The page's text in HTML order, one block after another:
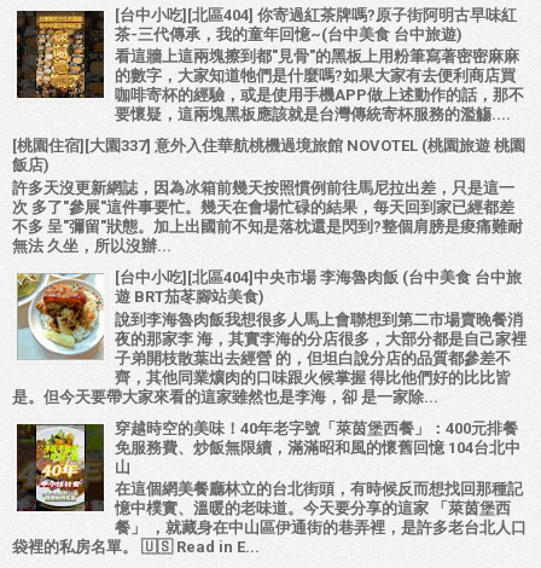
[台中小吃][北區404] 你寄過紅茶牌嗎?原子街阿明古早味紅
茶-三代傳承，我的童年回憶~(台中美食 台中旅遊)
看這牆上這兩塊擦到都"見骨"的黑板上用粉筆寫著密密麻麻
的數字，大家知道牠們是什麼嗎?如果大家有去便利商店買
咖啡寄杯的經驗，或是使用手機APP做上述動作的話，那不
要懷疑，這兩塊黑板應該就是台灣傳統寄杯服務的濫觴....
[桃園住宿][大園337] 意外入住華航桃機過境旅館 NOVOTEL (桃園旅遊 桃園
飯店)
許多天沒更新網誌，因為冰箱前幾天按照慣例前往馬尼拉出差，只是這一
次 多了"參展"這件事要忙。幾天在會場忙碌的結果，每天回到家已經都差
不多 呈"彌留"狀態。加上出國前不知是落枕還是閃到?整個肩膀是痠痛難耐
無法 久坐，所以沒辦...
[台中小吃][北區404]中央市場 李海魯肉飯 (台中美食 台中旅
遊 BRT茄苳腳站美食)
說到李海魯肉飯我想很多人馬上會聯想到第二市場賣晚餐消
夜的那家李 海，其實李海的分店很多，大部分都是自己家裡
子弟開枝散葉出去經營 的，但坦白說分店的品質都參差不
齊，其他同業爌肉的口味跟火候掌握 得比他們好的比比皆
是。但今天要帶大家來看的這家雖然也是李海，卻 是一家除...
穿越時空的美味！40年老字號「萊茵堡西餐」：400元排餐
免服務費、炒飯無限續，滿滿昭和風的懷舊回憶 104台北中
山
在這個網美餐廳林立的台北街頭，有時候反而想找回那種記
憶中樸實、溫暖的老味道。今天要分享的這家 「萊茵堡西
餐」 ，就藏身在中山區伊通街的巷弄裡，是許多老台北人口
袋裡的私房名單。 🇺🇸 Read in E...